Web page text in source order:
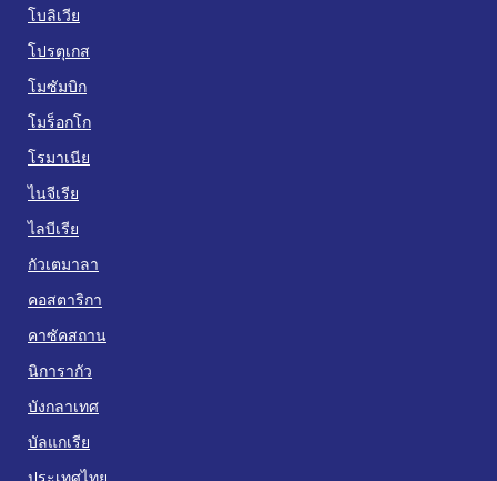
โบลิเวีย
โปรตุเกส
โมซัมบิก
โมร็อกโก
โรมาเนีย
ไนจีเรีย
ไลบีเรีย
กัวเตมาลา
คอสตาริกา
คาซัคสถาน
นิการากัว
บังกลาเทศ
บัลแกเรีย
ประเทศไทย